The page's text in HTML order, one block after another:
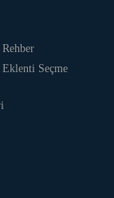
Eklenti Seçme